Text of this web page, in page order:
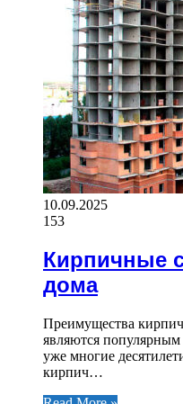
10.09.2025
153
Кирпичные
дома
Преимущества
являются популярным
уже многие
кирпич…